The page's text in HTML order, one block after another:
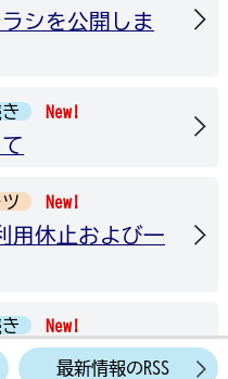
ラシを公開しま
New!
New!
用休止および一
New!
ンター「出張
最新情報のRSS